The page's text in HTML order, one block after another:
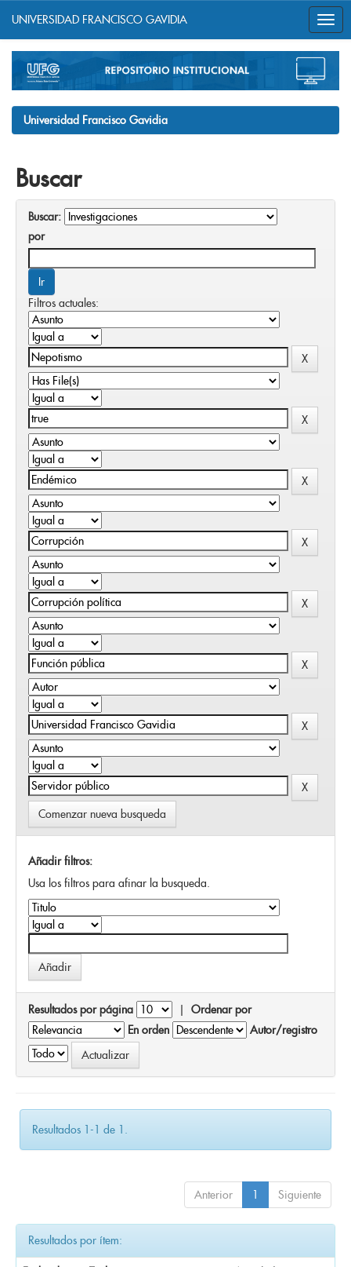
navigation
UNIVERSIDAD FRANCISCO GAVIDIA
Universidad Francisco Gavidia
Buscar
Buscar:
por
Filtros actuales:
Comenzar nueva busqueda
Añadir filtros:
Usa los filtros para afinar la busqueda.
Resultados por página | Ordenar por
En orden
Autor/registro
Resultados 1-1 de 1.
Anterior 1 Siguiente
Resultados por ítem: